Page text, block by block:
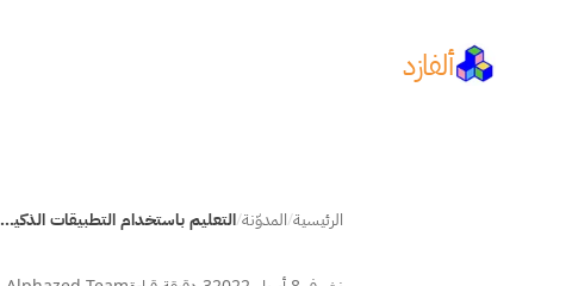
ألفازد
الرئيسية/المدوّنة/ التعليم باستخدام التطبيقات الذكية "أمل"